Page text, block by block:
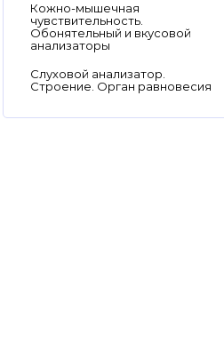
Кожно-мышечная
чувствительность.
Обонятельный и вкусовой
анализаторы
Слуховой анализатор.
Строение. Орган равновесия